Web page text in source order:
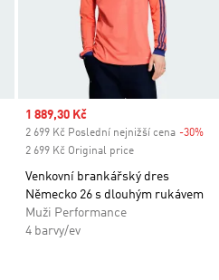
Discount
Sale price
1 889,30 Kč
2 699 Kč Poslední nejnižší cena -30%
2 699 Kč Original price
Venkovní brankářský dres
Německo 26 s dlouhým rukávem
Muži Performance
4 barvy/ev